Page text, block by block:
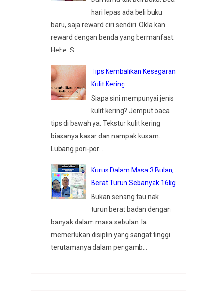
hari lepas ada beli buku
baru, saja reward diri sendiri. Okla kan
reward dengan benda yang bermanfaat.
Hehe. S...
Tips Kembalikan Kesegaran
Kulit Kering
Siapa sini mempunyai jenis
kulit kering? Jemput baca
tips di bawah ya. Tekstur kulit kering
biasanya kasar dan nampak kusam.
Lubang pori-por...
Kurus Dalam Masa 3 Bulan,
Berat Turun Sebanyak 16kg
Bukan senang tau nak
turun berat badan dengan
banyak dalam masa sebulan. Ia
memerlukan disiplin yang sangat tinggi
terutamanya dalam pengamb...